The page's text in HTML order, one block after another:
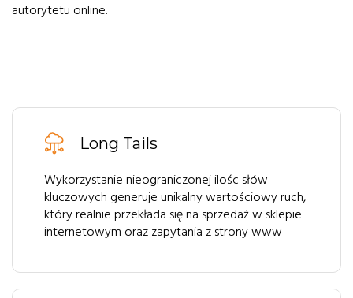
autorytetu online.
Long Tails
Wykorzystanie nieograniczonej ilośc słów
kluczowych generuje unikalny wartościowy ruch,
który realnie przekłada się na sprzedaż w sklepie
internetowym oraz zapytania z strony www